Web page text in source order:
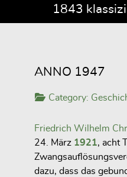
1843
ANNO 1947
Category:
Friedrich Wilhelm
24. März 1921, acht
dazu, dass das